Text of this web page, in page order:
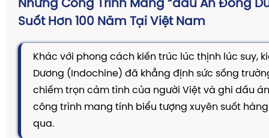
Những Công Trình Mang “dấu Ấn Đông
Suốt Hơn 100 Năm Tại Việt Nam
Khác với phong cách kiến trúc lúc thịnh lúc suy,
Dương (Indochine) đã khẳng định sức sống
chiếm trọn cảm tình của người Việt và ghi dấu
công trình mang tính biểu tượng xuyên suốt
qua.